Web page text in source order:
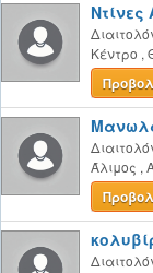
Κέντρο ,
Άλιμος ,